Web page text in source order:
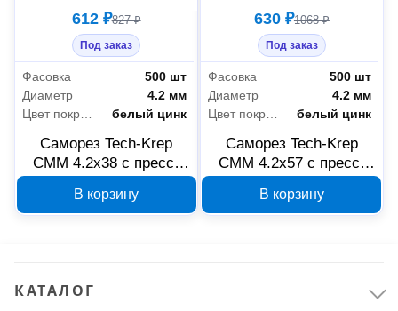
612 ₽827 ₽
Под заказ
Фасовка
500 шт
Диаметр
4.2 мм
белый цинк
Саморез Tech-Krep
СММ 4.2х38 с пресс-
В корзину
630 ₽1068 ₽
Под заказ
Фасовка
500 шт
Диаметр
4.2 мм
Цвет покрытия
белый цинк
Саморез Tech-Krep
СММ 4.2х57 с пресс-
В корзину
КАТАЛОГ